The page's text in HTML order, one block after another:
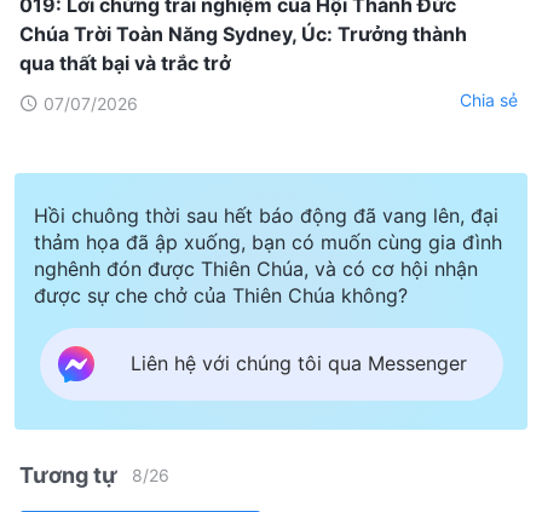
Chúa Trời Toàn Năng Sydney, Úc: Trưởng thành
qua thất bại và trắc trở
07/07/2026 Chia sẻ
Hồi chuông thời sau hết báo động đã vang lên, đại
thảm họa đã ập xuống, bạn có muốn cùng gia đình
nghênh đón được Thiên Chúa, và có cơ hội nhận
được sự che chở của Thiên Chúa không?
Liên hệ với chúng tôi qua Messenger
Tương tự 8/26